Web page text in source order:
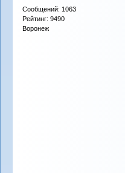
Сообщений: 1063
Рейтинг: 9490
Воронеж